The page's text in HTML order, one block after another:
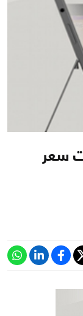
سعر